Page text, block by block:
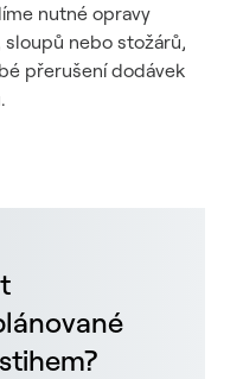
nutné opravy
nebo stožárů,
přerušení dodávek